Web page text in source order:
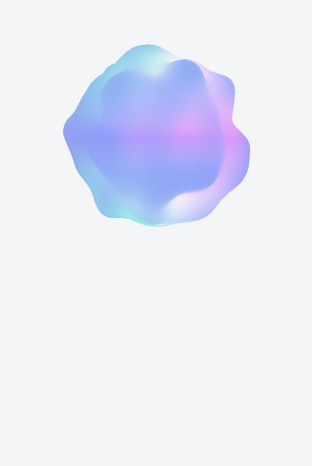
月に一度「brave DAY」と称して、丸々1日会社の未来を
語り合う場を設けています。
シャッフルランチなどで仕事上の関わりのないメンバーと
も交流を促進し、夕方からは社員全員が参加して業績や経
営戦略に関するディスカッションが開催されます。
ONE BRAVE=全員経営を実践するbravesoftが最も大事に
している1日です。